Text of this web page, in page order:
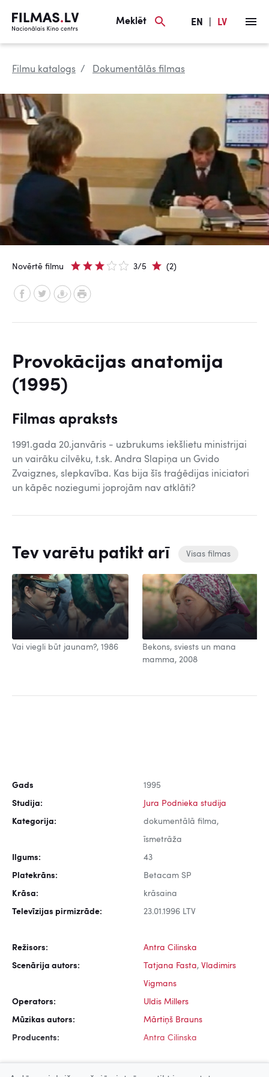
Meklēt EN LV
Filmu katalogs Dokumentālās filmas
Novērtē filmu 3/5 (2)
Provokācijas anatomija
(1995)
Filmas apraksts
1991.gada 20.janvāris - uzbrukums iekšlietu ministrijai
un vairāku cilvēku, t.sk. Andra Slapiņa un Gvido
Zvaigznes, slepkavība. Kas bija šīs traģēdijas iniciatori
un kāpēc noziegumi joprojām nav atklāti?
Tev varētu patikt arī Visas filmas
Vai viegli būt jaunam?, 1986
Bekons, sviests un mana
mamma, 2008
Gads 1995
Studija: Jura Podnieka studija
Kategorija: dokumentālā filma,
īsmetrāža
Ilgums: 43
Platekrāns: Betacam SP
Krāsa: krāsaina
Televīzijas pirmizrāde: 23.01.1996 LTV
Režisors: Antra Cilinska
Scenārija autors: Tatjana Fasta, Vladimirs
Vigmans
Operators: Uldis Millers
Mūzikas autors: Mārtiņš Brauns
Producents: Antra Cilinska